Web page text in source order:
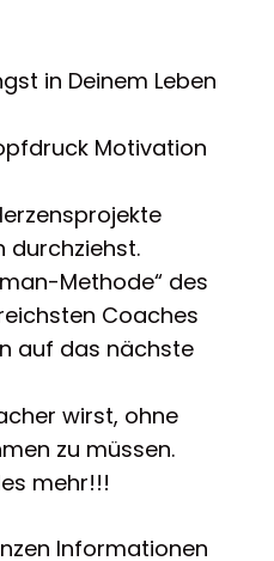
in Deinem Leben
Motivation
durchziehst.
Methode“ des
Coaches
auf das nächste
wirst, ohne
zu müssen.
mehr!!!
Informationen